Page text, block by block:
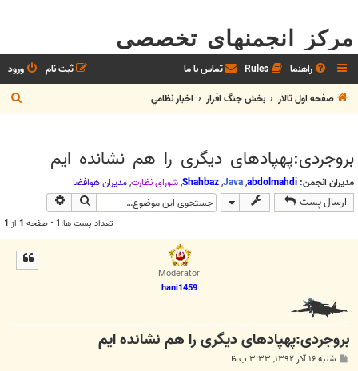
مرکز انجمنهای تخصصی
راهنما Rules تماس با ما ورود
ثبت نام
صفحه اول تالار
بخش جنگ افزار اخبار نظامي
س
بروجردی:پهپادهای دیگری را هم نشانده ایم
مدیران انجمن: abdolmahdi
,
Java
,
Shahbaz
,شوراي نظارت,مديران هوافضا
ارسال پست جستجو
تعداد پست ها:1 • صفحه 1 از 1
Moderator
hani1459
بروجردی:پهپادهای دیگری را هم نشانده ایم
شنبه ۱۶ آذر ۱۳۹۲, ۳:۳۳ ب.ظ